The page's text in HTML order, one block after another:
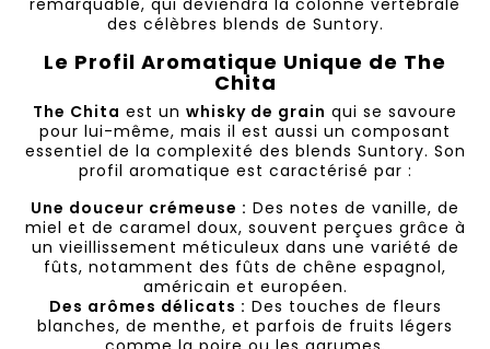
remarquable, qui deviendra la colonne vertébrale
des célèbres blends de Suntory.
Le Profil Aromatique Unique de The
Chita
The Chita est un whisky de grain qui se savoure
pour lui-même, mais il est aussi un composant
essentiel de la complexité des blends Suntory. Son
profil aromatique est caractérisé par :
Une douceur crémeuse : Des notes de vanille, de
miel et de caramel doux, souvent perçues grâce à
un vieillissement méticuleux dans une variété de
fûts, notamment des fûts de chêne espagnol,
américain et européen.
Des arômes délicats : Des touches de fleurs
blanches, de menthe, et parfois de fruits légers